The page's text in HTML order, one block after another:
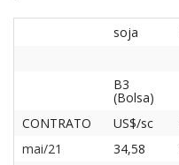
soja
B3
(Bolsa)
CONTRATO
US$/sc
mai/21
34,58